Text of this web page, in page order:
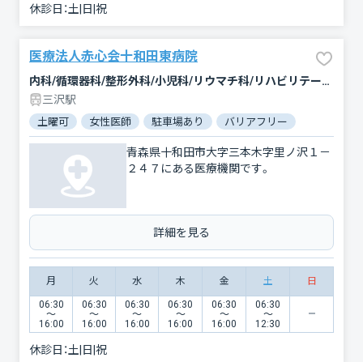
休診日：土|日|祝
医療法人赤心会十和田東病院
内科/循環器科/整形外科/小児科/リウマチ科/リハビリテーション
三沢駅
土曜可 女性医師 駐車場あり バリアフリー
青森県十和田市大字三本木字里ノ沢１－
２４７にある医療機関です。
詳細を見る
月 火 水 木 金 土 日
06:30
〜
16:00
06:30
〜
16:00
06:30
〜
16:00
06:30
〜
16:00
06:30
〜
16:00
06:30
〜
12:30
休診日：土|日|祝